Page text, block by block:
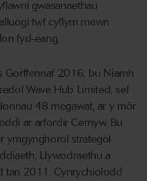
gwasanaethau
twf cyflym mewn
fyd-eang.
Gorffennaf 2016, bu Niamh
Wave Hub Limited, sef
48 megawat, ar y môr
ar arfordir Cernyw. Bu
ymgynghorol strategol
Llywodraethu a
tan 2011. Cynrychiolodd